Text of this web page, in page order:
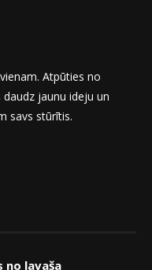
Atpūties no
jaunu ideju un
savs stūrītis.
no lavaša